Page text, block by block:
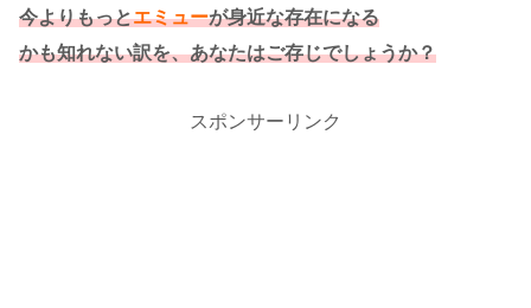
今よりもっとエミューが身近な存在になる
かも知れない訳を、あなたはご存じでしょうか？
スポンサーリンク